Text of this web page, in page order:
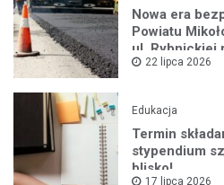
Nowa era
Powiatu
ul. Rybnickiej
22 lipca 2026
Edukacja
Termin
stypendium
blisko!
17 lipca 2026